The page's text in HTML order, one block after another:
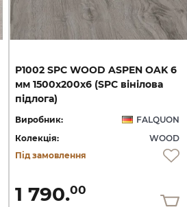
P1002 SPC WOOD ASPEN OAK 6
мм 1500х200х6 (SPC вінілова
підлога)
Виробник:
FALQUON
Колекція:
WOOD
Під замовлення
1 790.00